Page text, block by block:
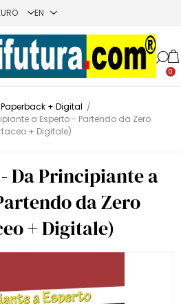
0
Paperback + Digital /
a Esperto - Partendo da Zero
+ Digitale)
Da Principiante a
da Zero
+ Digitale)